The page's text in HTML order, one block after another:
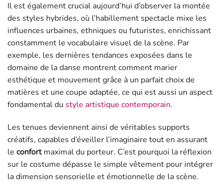
Il est également crucial aujourd’hui d’observer la montée
des styles hybrides, où l’habillement spectacle mixe les
influences urbaines, ethniques ou futuristes, enrichissant
constamment le vocabulaire visuel de la scène. Par
exemple, les dernières tendances exposées dans le
domaine de la danse montrent comment marier
esthétique et mouvement grâce à un parfait choix de
matières et une coupe adaptée, ce qui est aussi un aspect
fondamental du style artistique contemporain.
Les tenues deviennent ainsi de véritables supports
créatifs, capables d’éveiller l’imaginaire tout en assurant
le confortmaximal du porteur. C’est pourquoi la réflexion
sur le costume dépasse le simple vêtement pour intégrer
la dimension sensorielle et émotionnelle de la scène.